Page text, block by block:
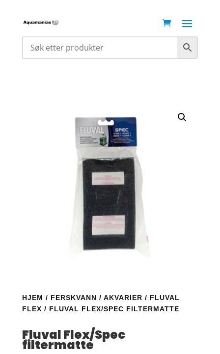
HJEM / FERSKVANN / AKVARIER / FLUVAL
FLEX / FLUVAL FLEX/SPEC FILTERMATTE
Fluval Flex/Spec
filtermatte